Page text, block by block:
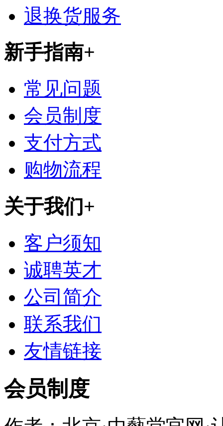
退换货服务
新手指南+
常见问题
会员制度
支付方式
购物流程
关于我们 +
客户须知
诚聘英才
公司简介
联系我们
友情链接
会员制度